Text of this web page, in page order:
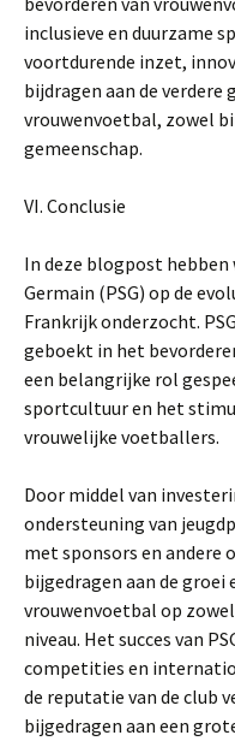
inclusieve en duurzame
voortdurende inzet,
bijdragen aan de
vrouwenvoetbal, zowel
gemeenschap.
VI. Conclusie
In deze blogpost hebben
Germain (PSG) op de
Frankrijk onderzocht.
geboekt in het
een belangrijke rol
sportcultuur en het
vrouwelijke voetballers.
Door middel van
ondersteuning van
met sponsors en andere
bijgedragen aan de
vrouwenvoetbal op
niveau. Het succes van
competities en
de reputatie van de club
bijgedragen aan een